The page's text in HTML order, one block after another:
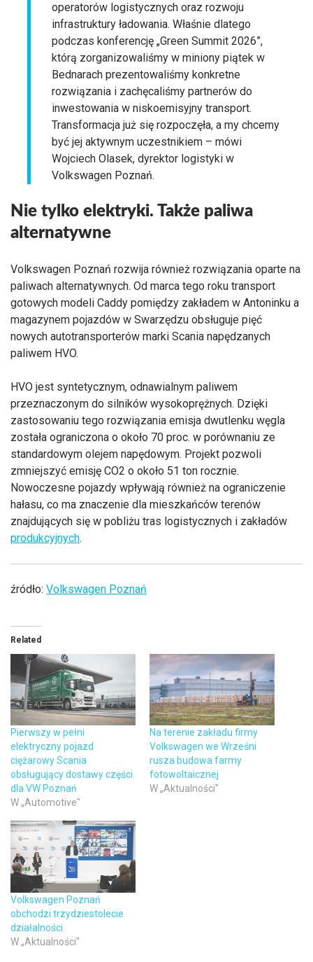
operatorów logistycznych oraz rozwoju
infrastruktury ładowania. Właśnie dlatego
podczas konferencję „Green Summit 2026”,
którą zorganizowaliśmy w miniony piątek w
Bednarach prezentowaliśmy konkretne
rozwiązania i zachęcaliśmy partnerów do
inwestowania w niskoemisyjny transport.
Transformacja już się rozpoczęła, a my chcemy
być jej aktywnym uczestnikiem – mówi
Wojciech Olasek, dyrektor logistyki w
Volkswagen Poznań.
Nie tylko elektryki. Także paliwa
alternatywne
Volkswagen Poznań rozwija również rozwiązania oparte na
paliwach alternatywnych. Od marca tego roku transport
gotowych modeli Caddy pomiędzy zakładem w Antoninku a
magazynem pojazdów w Swarzędzu obsługuje pięć
nowych autotransporterów marki Scania napędzanych
paliwem HVO.
HVO jest syntetycznym, odnawialnym paliwem
przeznaczonym do silników wysokoprężnych. Dzięki
zastosowaniu tego rozwiązania emisja dwutlenku węgla
została ograniczona o około 70 proc. w porównaniu ze
standardowym olejem napędowym. Projekt pozwoli
zmniejszyć emisję CO2 o około 51 ton rocznie.
Nowoczesne pojazdy wpływają również na ograniczenie
hałasu, co ma znaczenie dla mieszkańców terenów
znajdujących się w pobliżu tras logistycznych i zakładów
produkcyjnych.
źródło: Volkswagen Poznań
Related
Pierwszy w pełni
elektryczny pojazd
ciężarowy Scania
obsługujący dostawy części
dla VW Poznań
W „Automotive"
Na terenie zakładu firmy
Volkswagen we Wrześni
rusza budowa farmy
fotowoltaicznej
W „Aktualności"
Volkswagen Poznań
obchodzi trzydziestolecie
działalności
W „Aktualności"